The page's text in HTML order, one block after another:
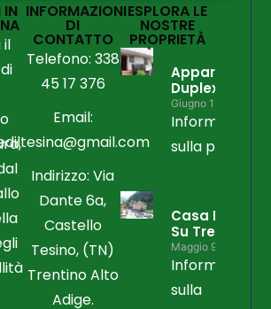
IN
il
INFORMAZIONI
DI
CONTATTO
Telefono: 338
45 17 376
Email:
Indirizzo: Via
Dante 6a,
Castello
Tesino, (TN)
Trentino Alto
Adige.
ESPLORA LE
NOSTRE
PROPRIETÀ
Duplex
Giugno 15, 2026
Informazioni
sulla
Casa Libera
Su Tre Lati
Maggio 9, 2026
Informazioni
sulla